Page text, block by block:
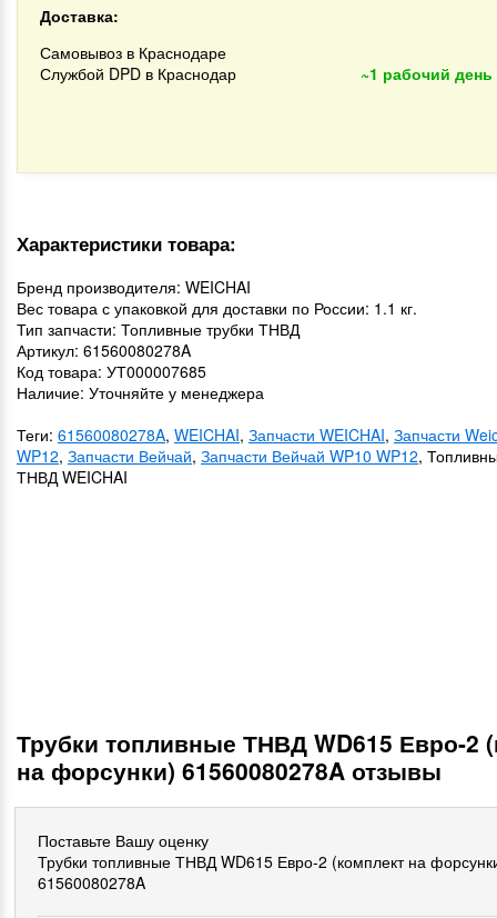
Доставка:
Самовывоз в Краснодаре
Службой DPD в Краснодар
~1 рабочий день
Характеристики товара:
Бренд производителя: WEICHAI
Вес товара с упаковкой для доставки по России: 1.1 кг.
Тип запчасти: Топливные трубки ТНВД
Артикул: 61560080278A
Код товара: УТ000007685
Наличие: Уточняйте у менеджера
Теги: 61560080278A, WEICHAI, Запчасти WEICHAI, Запчасти
WP12, Запчасти Вейчай, Запчасти Вейчай WP10 WP12,
ТНВД WEICHAI
Трубки топливные ТНВД WD615 Евро-2
на форсунки) 61560080278A отзывы
Поставьте Вашу оценку
Трубки топливные ТНВД WD615 Евро-2 (комплект на
61560080278A